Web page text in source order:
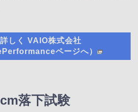
しく VAIO株式会社
ページへ）
落下試験